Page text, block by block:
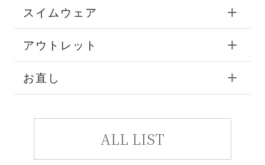
スイムウェア
アウトレット
お直し
ALL LIST